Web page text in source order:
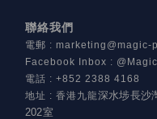
聯絡我們
電郵 : marketing@magic-
Facebook Inbox :
電話 : +852 2388 4168
地址 : 香港九龍深水埗長沙
202室